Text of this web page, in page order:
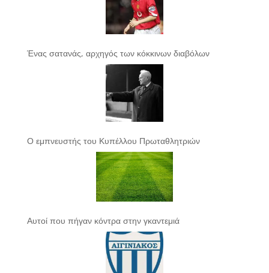
Ένας σατανάς, αρχηγός των κόκκινων διαβόλων
Ο εμπνευστής του Κυπέλλου Πρωταθλητριών
Αυτοί που πήγαν κόντρα στην γκαντεμιά